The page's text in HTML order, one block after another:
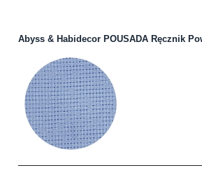
Abyss & Habidecor POUSADA Ręcznik